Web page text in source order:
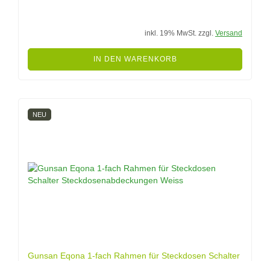
inkl. 19% MwSt. zzgl. Versand
IN DEN WARENKORB
NEU
Gunsan Eqona 1-fach Rahmen für Steckdosen Schalter